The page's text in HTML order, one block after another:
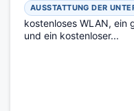
AUSSTATTUNG DER
kostenloses WLAN, ein
und ein kostenloser...